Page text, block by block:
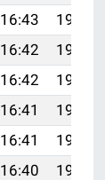
16:43
19:46
16:42
19:45
16:42
19:43
16:41
19:42
16:41
19:41
16:40
19:39